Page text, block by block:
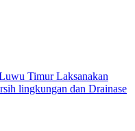
Timur Laksanakan
lingkungan dan Drainase